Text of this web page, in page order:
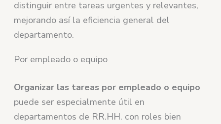
distinguir entre tareas urgentes y relevantes,
mejorando así la eficiencia general del
departamento.
Por empleado o equipo
Organizar las tareas por empleado o equipo
puede ser especialmente útil en
departamentos de RR.HH. con roles bien